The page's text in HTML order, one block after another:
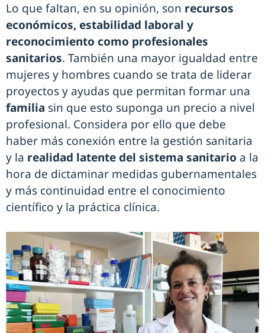
Lo que faltan, en su opinión, son recursos
económicos, estabilidad laboral y
reconocimiento como profesionales
sanitarios. También una mayor igualdad entre
mujeres y hombres cuando se trata de liderar
proyectos y ayudas que permitan formar una
familia sin que esto suponga un precio a nivel
profesional. Considera por ello que debe
haber más conexión entre la gestión sanitaria
y la realidad latente del sistema sanitario a la
hora de dictaminar medidas gubernamentales
y más continuidad entre el conocimiento
científico y la práctica clínica.